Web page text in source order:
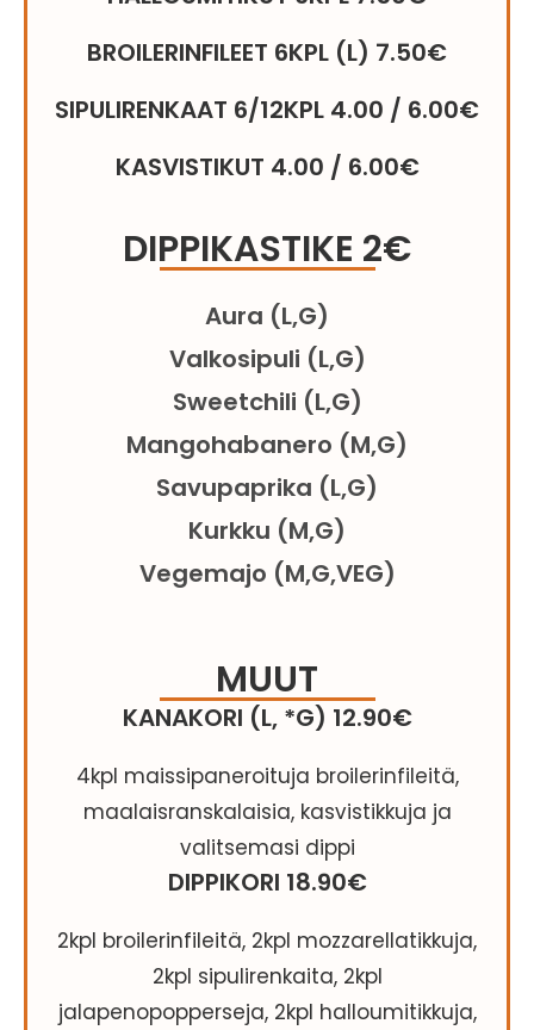
BROILERINFILEET 6KPL (L) 7.50€
SIPULIRENKAAT 6/12KPL 4.00 / 6.00€
KASVISTIKUT 4.00 / 6.00€
DIPPIKASTIKE 2€
Aura (L,G)
Valkosipuli (L,G)
Sweetchili (L,G)
Mangohabanero (M,G)
Savupaprika (L,G)
Kurkku (M,G)
Vegemajo (M,G,VEG)
MUUT
KANAKORI (L, *G) 12.90€
4kpl maissipaneroituja broilerinfileitä,
maalaisranskalaisia, kasvistikkuja ja
valitsemasi dippi
DIPPIKORI 18.90€
2kpl broilerinfileitä, 2kpl mozzarellatikkuja,
2kpl sipulirenkaita, 2kpl
jalapenopopperseja, 2kpl halloumitikkuja,